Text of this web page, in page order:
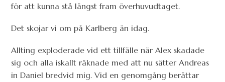
för att kunna stå längst fram överhuvudtaget.
Det skojar vi om på Karlberg än idag.
Allting exploderade vid ett tillfälle när Alex skadade
sig och alla iskallt räknade med att nu sätter Andreas
in Daniel bredvid mig. Vid en genomgång berättar